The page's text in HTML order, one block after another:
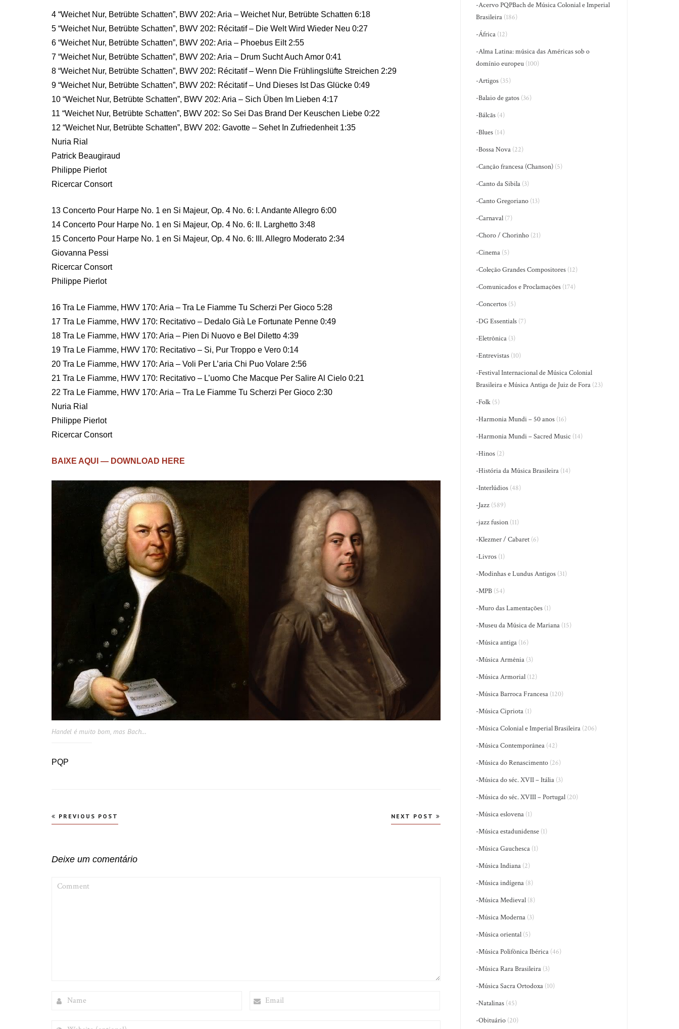
4 “Weichet Nur, Betrübte Schatten”, BWV 202: Aria – Weichet Nur, Betrübte Schatten 6:18
5 “Weichet Nur, Betrübte Schatten”, BWV 202: Récitatif – Die Welt Wird Wieder Neu 0:27
6 “Weichet Nur, Betrübte Schatten”, BWV 202: Aria – Phoebus Eilt 2:55
7 “Weichet Nur, Betrübte Schatten”, BWV 202: Aria – Drum Sucht Auch Amor 0:41
8 “Weichet Nur, Betrübte Schatten”, BWV 202: Récitatif – Wenn Die Frühlingslüfte Streichen 2:29
9 “Weichet Nur, Betrübte Schatten”, BWV 202: Récitatif – Und Dieses Ist Das Glücke 0:49
10 “Weichet Nur, Betrübte Schatten”, BWV 202: Aria – Sich Üben Im Lieben 4:17
11 “Weichet Nur, Betrübte Schatten”, BWV 202: So Sei Das Brand Der Keuschen Liebe 0:22
12 “Weichet Nur, Betrübte Schatten”, BWV 202: Gavotte – Sehet In Zufriedenheit 1:35
Nuria Rial
Patrick Beaugiraud
Philippe Pierlot
Ricercar Consort
13 Concerto Pour Harpe No. 1 en Si Majeur, Op. 4 No. 6: I. Andante Allegro 6:00
14 Concerto Pour Harpe No. 1 en Si Majeur, Op. 4 No. 6: II. Larghetto 3:48
15 Concerto Pour Harpe No. 1 en Si Majeur, Op. 4 No. 6: III. Allegro Moderato 2:34
Giovanna Pessi
Ricercar Consort
Philippe Pierlot
16 Tra Le Fiamme, HWV 170: Aria – Tra Le Fiamme Tu Scherzi Per Gioco 5:28
17 Tra Le Fiamme, HWV 170: Recitativo – Dedalo Già Le Fortunate Penne 0:49
18 Tra Le Fiamme, HWV 170: Aria – Pien Di Nuovo e Bel Diletto 4:39
19 Tra Le Fiamme, HWV 170: Recitativo – Si, Pur Troppo e Vero 0:14
20 Tra Le Fiamme, HWV 170: Aria – Voli Per L’aria Chi Puo Volare 2:56
21 Tra Le Fiamme, HWV 170: Recitativo – L’uomo Che Macque Per Salire Al Cielo 0:21
22 Tra Le Fiamme, HWV 170: Aria – Tra Le Fiamme Tu Scherzi Per Gioco 2:30
Nuria Rial
Philippe Pierlot
Ricercar Consort
BAIXE AQUI — DOWNLOAD HERE
Handel é muito bom, mas Bach…
PQP
Navegação
PREVIOUS POST NEXT POST
Deixe um comentário
-Acervo PQPBach de Música Colonial e Imperial
Brasileira (186)
-África (12)
-Alma Latina: música das Américas sob o
domínio europeu (100)
-Artigos (35)
-Balaio de gatos (36)
-Bálcãs (4)
-Blues (14)
-Bossa Nova (22)
-Canção francesa (Chanson) (5)
-Canto da Sibila (3)
-Canto Gregoriano (13)
-Carnaval (7)
-Choro / Chorinho (21)
-Cinema (5)
-Coleção Grandes Compositores (12)
-Comunicados e Proclamações (174)
-Concertos (5)
-DG Essentials (7)
-Eletrônica (3)
-Entrevistas (10)
-Festival Internacional de Música Colonial
Brasileira e Música Antiga de Juiz de Fora (23)
-Folk (5)
-Harmonia Mundi – 50 anos (16)
-Harmonia Mundi – Sacred Music (14)
-Hinos (2)
-História da Música Brasileira (14)
-Interlúdios (48)
-Jazz (589)
-jazz fusion (11)
-Klezmer / Cabaret (6)
-Livros (1)
-Modinhas e Lundus Antigos (31)
-MPB (54)
-Muro das Lamentações (1)
-Museu da Música de Mariana (15)
-Música antiga (16)
-Música Armênia (3)
-Música Armorial (12)
-Música Barroca Francesa (120)
-Música Cipriota (1)
-Música Colonial e Imperial Brasileira (206)
-Música Contemporânea (42)
-Música do Renascimento (26)
-Música do séc. XVII – Itália (3)
-Música do séc. XVIII – Portugal (20)
-Música eslovena (1)
-Música estadunidense (1)
-Música Gauchesca (1)
-Música Indiana (2)
-Música indígena (8)
-Música Medieval (8)
-Música Moderna (3)
-Música oriental (5)
-Música Polifônica Ibérica (46)
-Música Rara Brasileira (3)
-Música Sacra Ortodoxa (10)
-Natalinas (45)
-Obituário (20)